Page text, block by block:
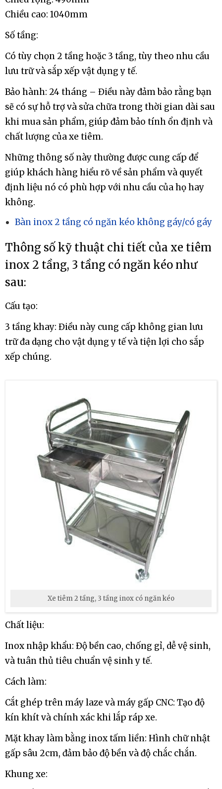
Chiều cao: 1040mm
Số tầng:
Có tùy chọn 2 tầng hoặc 3 tầng, tùy theo nhu cầu
lưu trữ và sắp xếp vật dụng y tế.
Bảo hành: 24 tháng – Điều này đảm bảo rằng bạn
sẽ có sự hỗ trợ và sửa chữa trong thời gian dài sau
khi mua sản phẩm, giúp đảm bảo tính ổn định và
chất lượng của xe tiêm.
Những thông số này thường được cung cấp để
giúp khách hàng hiểu rõ về sản phẩm và quyết
định liệu nó có phù hợp với nhu cầu của họ hay
không.
Bàn inox 2 tầng có ngăn kéo không gáy/có gáy
Thông số kỹ thuật chi tiết của xe tiêm
inox 2 tầng, 3 tầng có ngăn kéo như
sau:
Cấu tạo:
3 tầng khay: Điều này cung cấp không gian lưu
trữ đa dạng cho vật dụng y tế và tiện lợi cho sắp
xếp chúng.
Xe tiêm 2 tầng, 3 tầng inox có ngăn kéo
Chất liệu:
Inox nhập khẩu: Độ bền cao, chống gỉ, dễ vệ sinh,
và tuân thủ tiêu chuẩn vệ sinh y tế.
Cách làm:
Cắt ghép trên máy laze và máy gấp CNC: Tạo độ
kín khít và chính xác khi lắp ráp xe.
Mặt khay làm bằng inox tấm liền: Hình chữ nhật
gấp sâu 2cm, đảm bảo độ bền và độ chắc chắn.
Khung xe: